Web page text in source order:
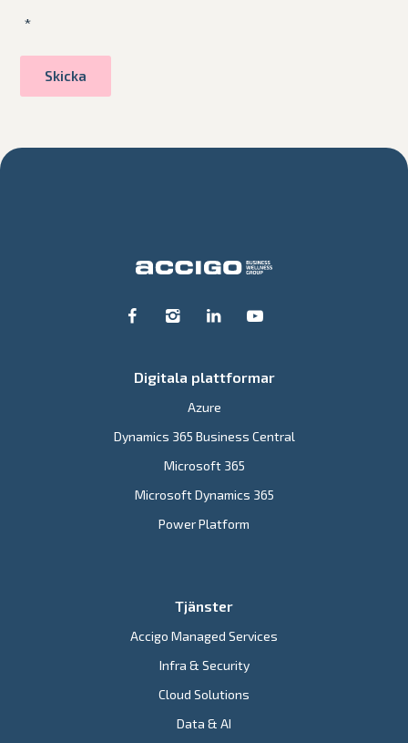
*
Digitala plattformar
Azure
Dynamics 365 Business Central
Microsoft 365
Microsoft Dynamics 365
Power Platform
Tjänster
Accigo Managed Services
Infra & Security
Cloud Solutions
Data & AI